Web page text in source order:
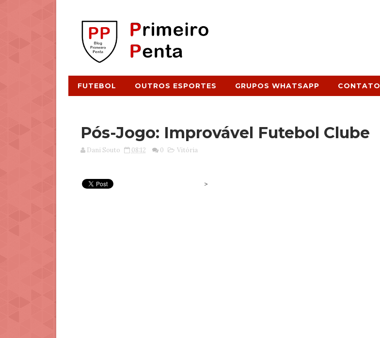
FUTEBOL OUTROS ESPORTES GRUPOS WHATSAPP CONTATO
Pós-Jogo: Improvável Futebol Clube
Dani Souto 08:12 0 Vitória
>